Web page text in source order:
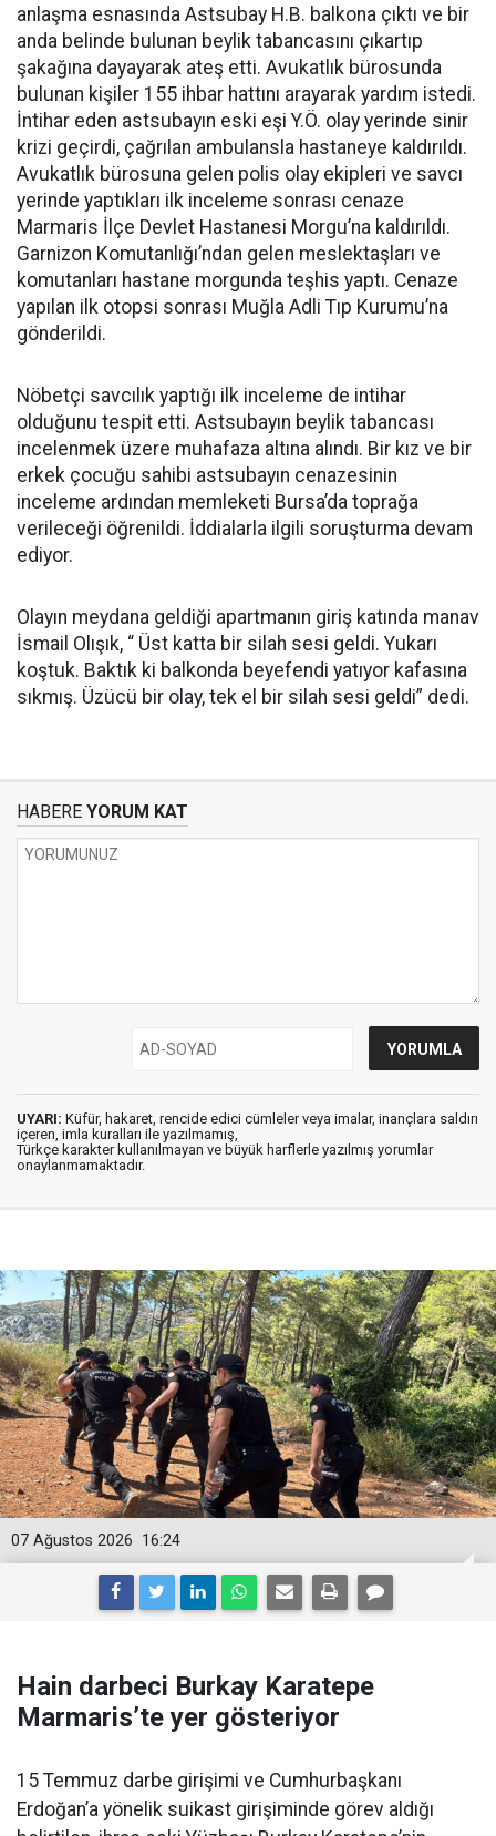
anlaşma esnasında Astsubay H.B. balkona çıktı ve bir
anda belinde bulunan beylik tabancasını çıkartıp
şakağına dayayarak ateş etti. Avukatlık bürosunda
bulunan kişiler 155 ihbar hattını arayarak yardım istedi.
İntihar eden astsubayın eski eşi Y.Ö. olay yerinde sinir
krizi geçirdi, çağrılan ambulansla hastaneye kaldırıldı.
Avukatlık bürosuna gelen polis olay ekipleri ve savcı
yerinde yaptıkları ilk inceleme sonrası cenaze
Marmaris İlçe Devlet Hastanesi Morgu’na kaldırıldı.
Garnizon Komutanlığı’ndan gelen meslektaşları ve
komutanları hastane morgunda teşhis yaptı. Cenaze
yapılan ilk otopsi sonrası Muğla Adli Tıp Kurumu’na
gönderildi.
Nöbetçi savcılık yaptığı ilk inceleme de intihar
olduğunu tespit etti. Astsubayın beylik tabancası
incelenmek üzere muhafaza altına alındı. Bir kız ve bir
erkek çocuğu sahibi astsubayın cenazesinin
inceleme ardından memleketi Bursa’da toprağa
verileceği öğrenildi. İddialarla ilgili soruşturma devam
ediyor.
Olayın meydana geldiği apartmanın giriş katında manav
İsmail Olışık, “ Üst katta bir silah sesi geldi. Yukarı
koştuk. Baktık ki balkonda beyefendi yatıyor kafasına
sıkmış. Üzücü bir olay, tek el bir silah sesi geldi” dedi.
HABERE YORUM KAT
UYARI: Küfür, hakaret, rencide edici cümleler veya imalar, inançlara saldırı
içeren, imla kuralları ile yazılmamış,
Türkçe karakter kullanılmayan ve büyük harflerle yazılmış yorumlar
onaylanmamaktadır.
16:24
07 Ağustos 2026
Hain darbeci Burkay Karatepe
Marmaris’te yer gösteriyor
15 Temmuz darbe girişimi ve Cumhurbaşkanı
Erdoğan’a yönelik suikast girişiminde görev aldığı